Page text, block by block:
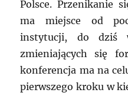
Polsce. Przenikanie
ma miejsce od
instytucji, do dziś
zmieniających się
konferencja ma na
pierwszego kroku w